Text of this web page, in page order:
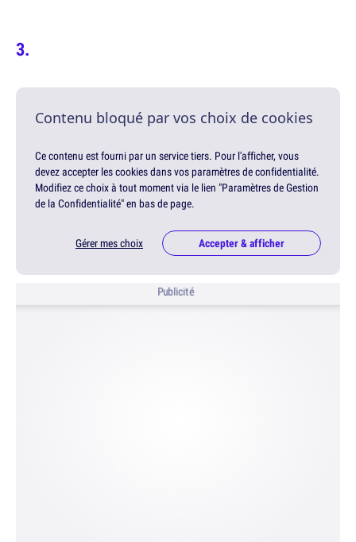
Contenu bloqué par vos choix de cookies
Ce contenu est fourni par un service tiers. Pour l'afficher, vous
devez accepter les cookies dans vos paramètres de confidentialité.
Modifiez ce choix à tout moment via le lien "Paramètres de Gestion
de la Confidentialité" en bas de page.
Gérer mes choix Accepter & afficher
Publicité